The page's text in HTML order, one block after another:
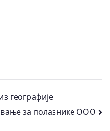
географије
за полазнике ООО